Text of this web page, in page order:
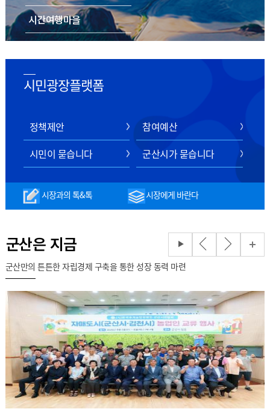
시간여행마을
스마트 관광 전자지도
시민광장플랫폼
정책제안
참여예산
시민이 묻습니다
군산시가 묻습니다
시장과의 톡&톡 시장에게 바란다
군산은 지금
군산만의 튼튼한 자립경제 구축을 통한 성장 동력 마련